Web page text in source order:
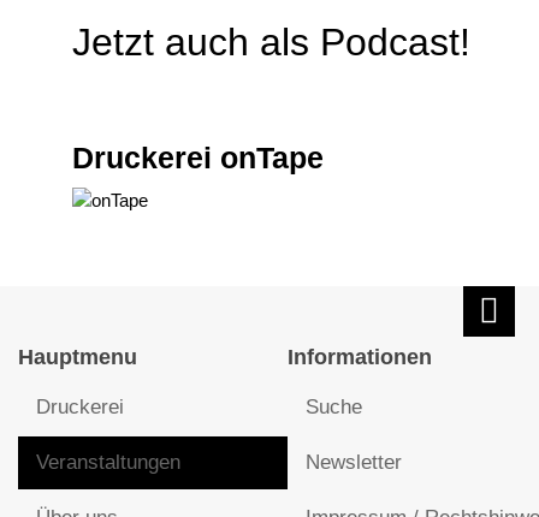
Jetzt auch als Podcast!
Druckerei onTape
Hauptmenu
Druckerei
Veranstaltungen
Informationen
Suche
Newsletter